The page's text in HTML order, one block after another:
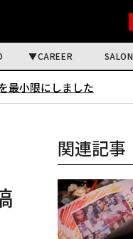
CAREER SALON
最小限にしました
関連記事